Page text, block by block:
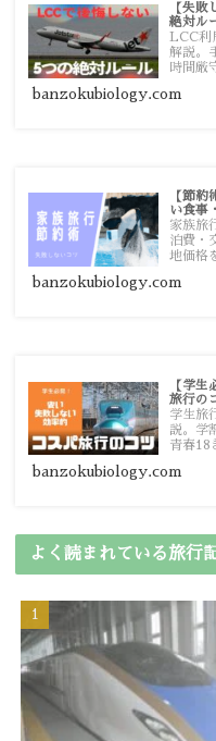
【失
絶対ル
LCC
解説。
時間厳
す。
banzokubiology.com
【節
い食事
家族旅
泊費・
地価格
banzokubiology.com
【学
旅行の
学生旅
説。学
青春18
banzokubiology.com
よく読まれている旅行